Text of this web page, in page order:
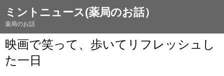
ミントニュース(薬局のお話）
薬局のお話
映画で笑って、歩いてリフレッシュし
た一日